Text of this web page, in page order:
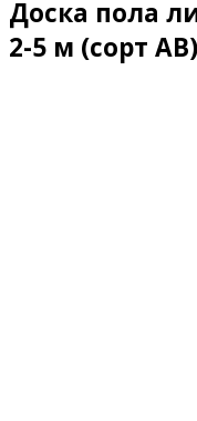
Доска пола
2-5 м (сорт AB)